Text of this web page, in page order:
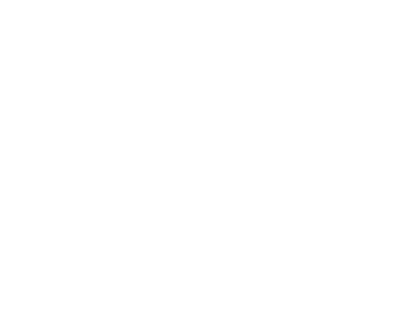
carte, na pláži a snack reštaurácia), niekoľko barov, bazény (veľký hlavný
poplatok.
vybavenie)